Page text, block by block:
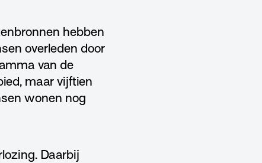
hebben
overleden door
van de
maar vijftien
wonen nog
Daarbij